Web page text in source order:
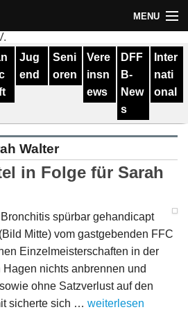
MENU
Jug
end
Seni
oren
Vere
insn
ews
DFF
B-
New
s
Inter
nati
onal
Walter
in Folge für Sarah
spürbar gehandicapt
Mitte) vom gastgebenden FFC
Einzelmeisterschaften in der
nichts anbrennen und
ohne Satzverlust auf den
sicherte sich … weiterlesen